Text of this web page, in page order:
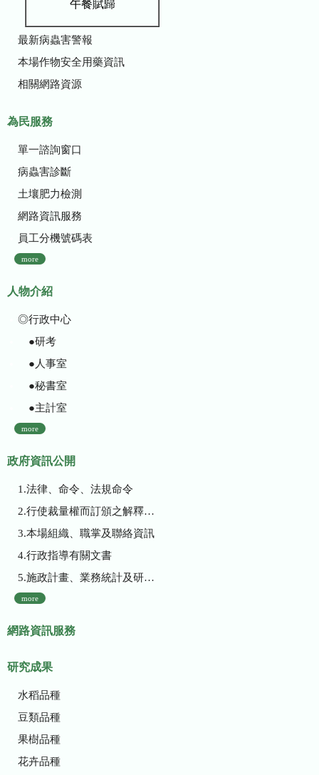
午餐賦歸
最新病蟲害警報
本場作物安全用藥資訊
相關網路資源
為民服務
單一諮詢窗口
病蟲害診斷
土壤肥力檢測
網路資訊服務
員工分機號碼表
more
人物介紹
◎行政中心
●研考
●人事室
●秘書室
●主計室
more
政府資訊公開
1.法律、命令、法規命令
2.行使裁量權而訂頒之解釋性規定及裁量基準
3.本場組織、職掌及聯絡資訊
4.行政指導有關文書
5.施政計畫、業務統計及研究報告
more
網路資訊服務
研究成果
水稻品種
豆類品種
果樹品種
花卉品種